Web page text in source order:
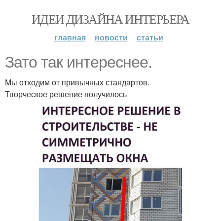
ИДЕИ ДИЗАЙНА ИНТЕРЬЕРА
главная новости статьи
Зато так интереснее.
Мы отходим от привычных стандартов.
Творческое решение получилось